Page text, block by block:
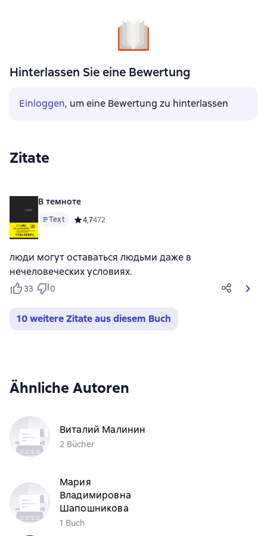
Hinterlassen Sie eine Bewertung
Einloggen, um eine Bewertung zu hinterlassen
Zitate
В темноте
Text Средний рейтинг 4,7 на основе 472 оценок
4,7472
люди могут оставаться людьми даже в
нечеловеческих условиях.
33 0
10 weitere Zitate aus diesem Buch
Ähnliche Autoren
Виталий Малинин
2 Bücher
Мария
Владимировна
Шапошникова
1 Buch